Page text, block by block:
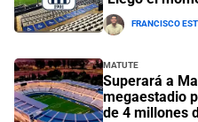
Francisco
Matute
Superará a
megaestadio
de 4 millones